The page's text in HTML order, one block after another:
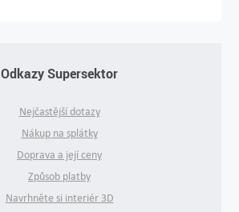
Odkazy Supersektor
Nejčastější dotazy
Nákup na splátky
Doprava a její ceny
Způsob platby
Navrhněte si interiér 3D